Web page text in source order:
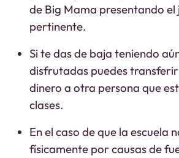
de Big Mama presentando
pertinente.
Si te das de baja teniendo
disfrutadas puedes
dinero a otra persona que
clases.
En el caso de que la escuela
físicamente por causas de